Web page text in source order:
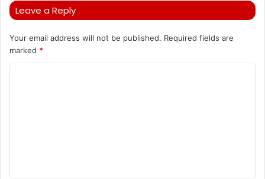
Leave a Reply
Your email address will not be published. Required fields are
marked *